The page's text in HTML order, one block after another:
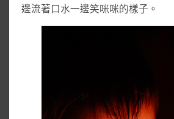
邊流著口水一邊笑咪咪的樣子。